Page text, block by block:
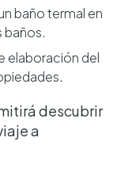
baño termal en
baños.
elaboración del
descubrir
a